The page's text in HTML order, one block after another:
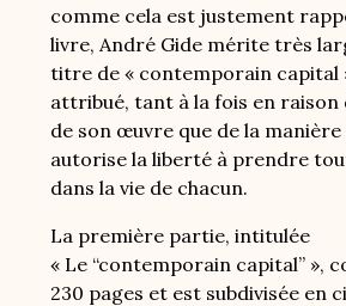
comme cela est justement
livre, André Gide mérite très
titre de « contemporain capital
attribué, tant à la fois en raison
de son œuvre que de la
autorise la liberté à prendre
dans la vie de chacun.
La première partie, intitulée
« Le “contemporain capital” »,
230 pages et est subdivisée en